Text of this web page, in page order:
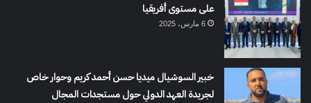
على مستوى أفريقيا
6 مارس، 2025
خبير السوشيال ميديا حسن أحمد كريم وحوار خاص
لجريدة العهد الدولي حول مستجدات المجال